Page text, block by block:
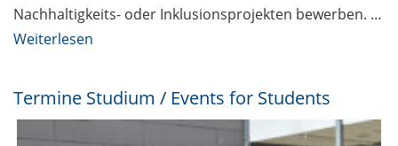
Nachhaltigkeits- oder Inklusionsprojekten bewerben. …
Weiterlesen
Termine Studium / Events for Students